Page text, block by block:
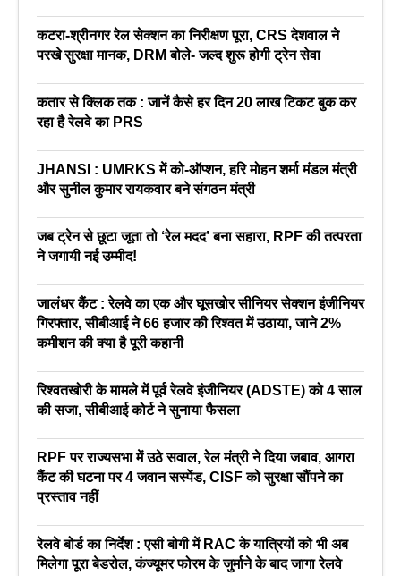
कटरा-श्रीनगर रेल सेक्शन का निरीक्षण पूरा, CRS देशवाल ने
परखे सुरक्षा मानक, DRM बोले- जल्द शुरू होगी ट्रेन सेवा
कतार से क्लिक तक : जानें कैसे हर दिन 20 लाख टिकट बुक कर
रहा है रेलवे का PRS
JHANSI : UMRKS में को-ऑप्शन, हरि मोहन शर्मा मंडल मंत्री
और सुनील कुमार रायकवार बने संगठन मंत्री
जब ट्रेन से छूटा जूता तो ‘रेल मदद’ बना सहारा, RPF की तत्परता
ने जगायी नई उम्मीद!
जालंधर कैंट : रेलवे का एक और घूसखोर सीनियर सेक्शन इंजीनियर
गिरफ्तार, सीबीआई ने 66 हजार की रिश्वत में उठाया, जाने 2%
कमीशन की क्या है पूरी कहानी
रिश्वतखोरी के मामले में पूर्व रेलवे इंजीनियर (ADSTE) को 4 साल
की सजा, सीबीआई कोर्ट ने सुनाया फैसला
RPF पर राज्यसभा में उठे सवाल, रेल मंत्री ने दिया जबाव, आगरा
कैंट की घटना पर 4 जवान सस्पेंड, CISF को सुरक्षा सौंपने का
प्रस्ताव नहीं
रेलवे बोर्ड का निर्देश : एसी बोगी में RAC के यात्रियों को भी अब
मिलेगा पूरा बेडरोल, कंज्यूमर फोरम के जुर्माने के बाद जागा रेलवे